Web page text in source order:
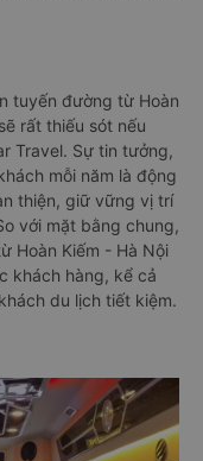
tuyến đường từ Hoàn
rất thiếu sót nếu
Travel. Sự tin tưởng,
mỗi năm là động
thiện, giữ vững vị trí
với mặt bằng chung,
Hoàn Kiếm - Hà Nội
khách hàng, kể cả
du lịch tiết kiệm.